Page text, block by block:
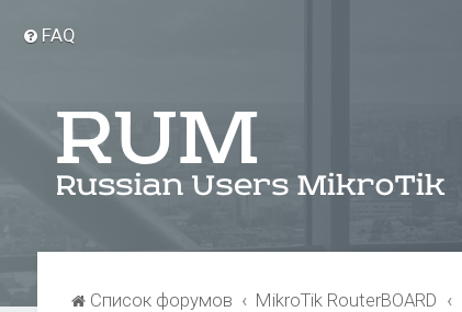
FAQ
Список форумов MikroTik RouterBOARD